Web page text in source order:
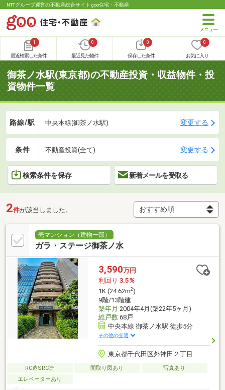
NTTグループ運営の不動産総合サイト goo住宅・不動産
1
最近検索した条件
0
最近見た物件
0
保存した条件
0
お気に入り
御茶ノ水駅(東京都)の不動産投資・収益物件・投
資物件一覧
路線/駅 中央本線(御茶ノ水駅) 変更する
条件 不動産投資(全て) 変更する
検索条件を保存 新着メールを受取る
2件が該当しました。
売マンション（建物一部）
ガラ・ステージ御茶ノ水
3,590万円
利回り 3.5％
1K (24.62m2)
9階/13階建
築年月 2004年4月(築22年5ヶ月)
総戸数68戸
中央本線 御茶ノ水駅 徒歩5分
その他の交通
東京都千代田区外神田２丁目
RC造SRC造 間取り図あり
写真あり
エレベーターあり